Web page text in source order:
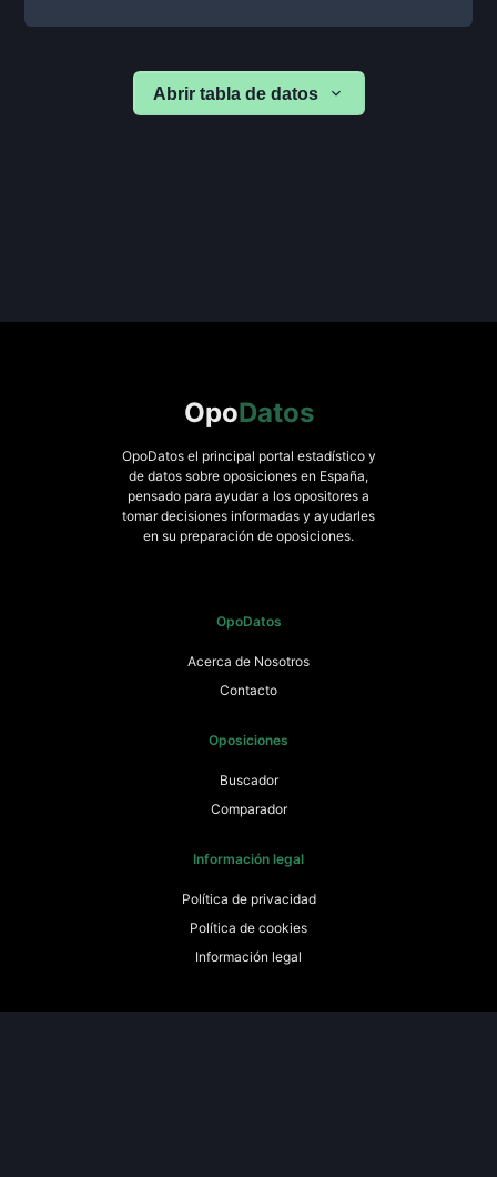
Abrir tabla de datos
OpoDatos
OpoDatos el principal portal estadístico y
de datos sobre oposiciones en España,
pensado para ayudar a los opositores a
tomar decisiones informadas y ayudarles
en su preparación de oposiciones.
OpoDatos
Acerca de Nosotros
Contacto
Oposiciones
Buscador
Comparador
Información legal
Política de privacidad
Política de cookies
Información legal